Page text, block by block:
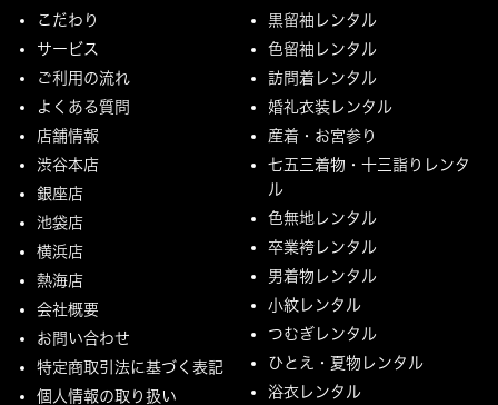
こだわり
サービス
ご利用の流れ
よくある質問
店舗情報
渋谷本店
銀座店
池袋店
横浜店
熱海店
会社概要
お問い合わせ
特定商取引法に基づく表記
個人情報の取り扱い
黒留袖レンタル
色留袖レンタル
訪問着レンタル
婚礼衣装レンタル
産着・お宮参り
七五三着物・十三詣りレンタ
ル
色無地レンタル
卒業袴レンタル
男着物レンタル
小紋レンタル
つむぎレンタル
ひとえ・夏物レンタル
浴衣レンタル